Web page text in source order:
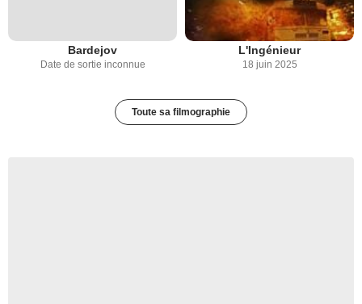
Bardejov
Date de sortie inconnue
L'Ingénieur
18 juin 2025
Toute sa filmographie